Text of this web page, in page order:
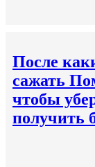
После
сажать
чтобы
получить